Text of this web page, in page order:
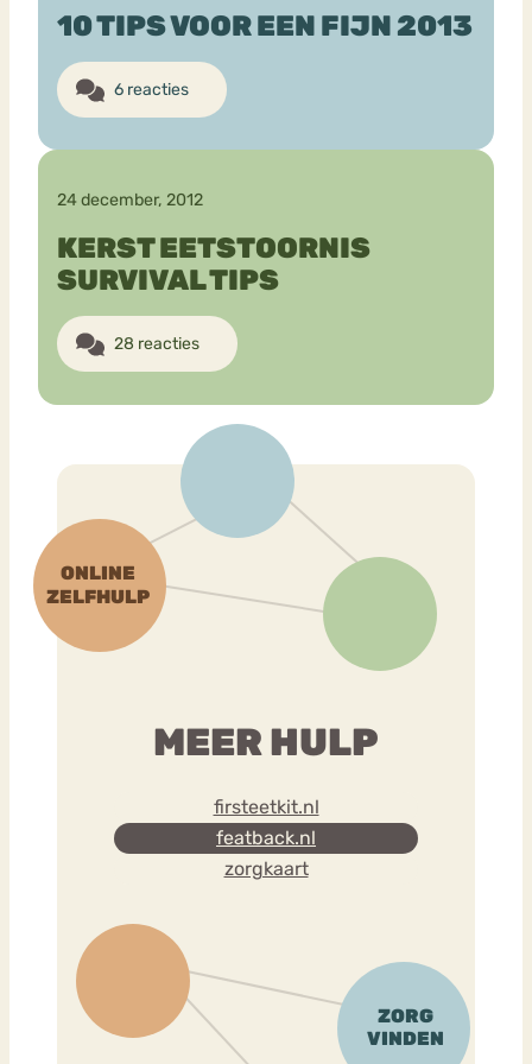
10 TIPS VOOR EEN FIJN 2013
6 reacties
24 december, 2012
KERST EETSTOORNIS
SURVIVAL TIPS
28 reacties
MEER HULP
firsteetkit.nl
featback.nl
zorgkaart